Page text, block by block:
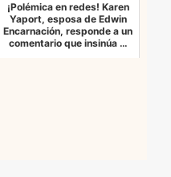
¡Polémica en redes! Karen
Yaport, esposa de Edwin
Encarnación, responde a un
comentario que insinúa …